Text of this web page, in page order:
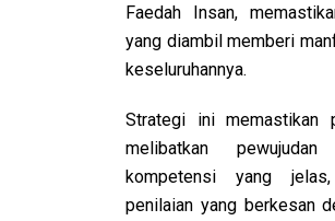
Faedah Insan,
yang diambil memberi
keseluruhannya.
Strategi ini memastikan
melibatkan
kompetensi yang
penilaian yang berkesan